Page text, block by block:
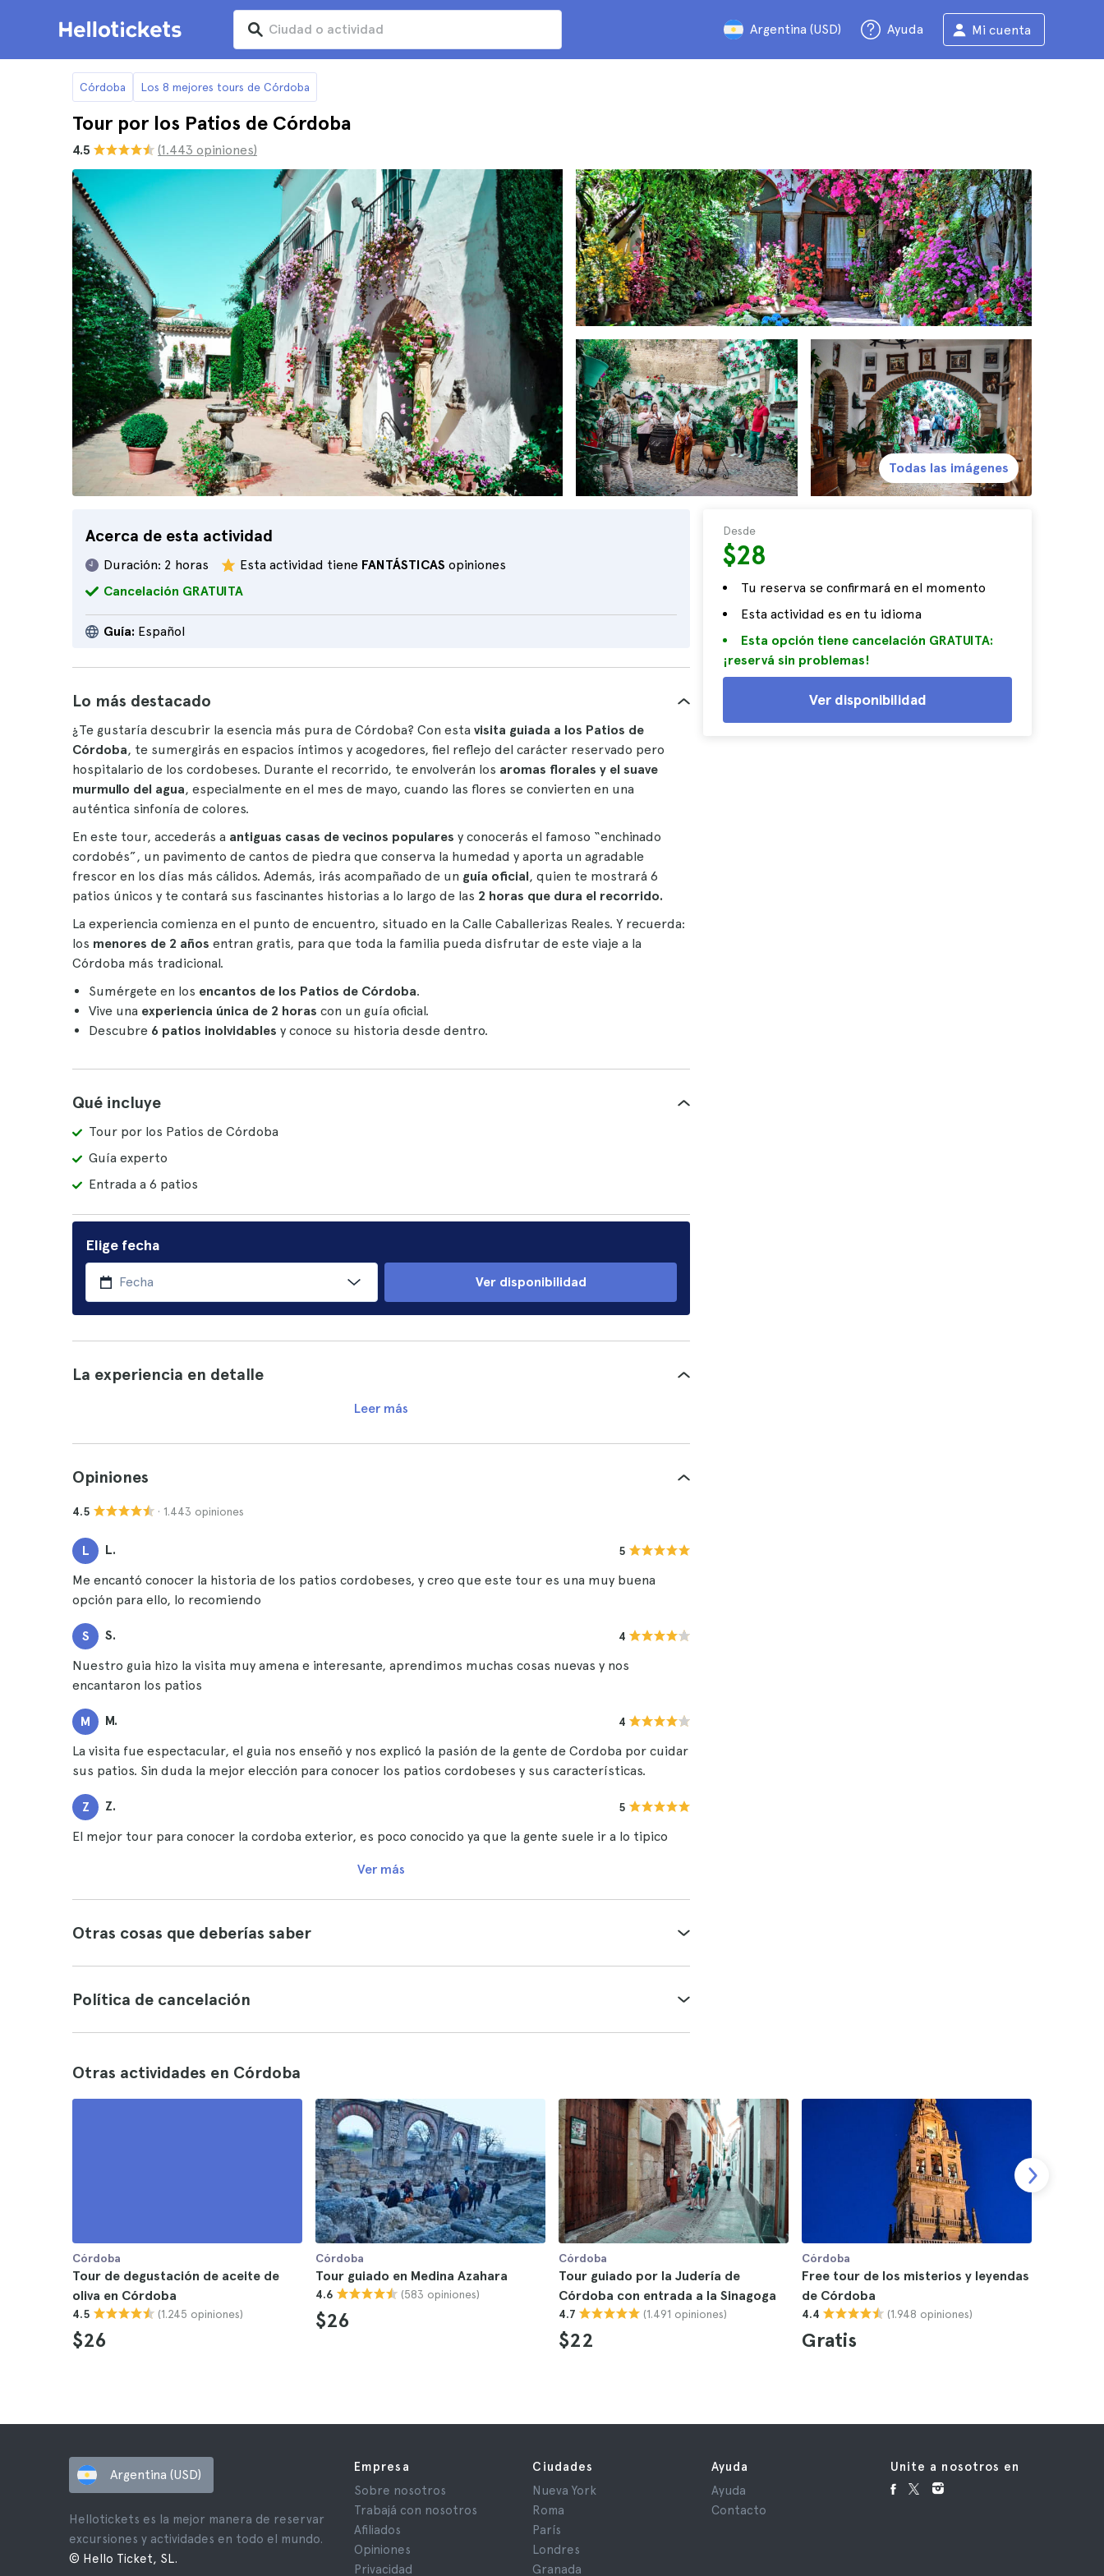
Argentina (USD) Ayuda Mi cuenta
Córdoba Los 8 mejores tours de Córdoba
Tour por los Patios de Córdoba
4.5 (1.443 opiniones)
Acerca de esta actividad
Duración: 2 horas Esta actividad tiene FANTÁSTICAS opiniones
Cancelación GRATUITA
Guía: Español
Desde
$28
Tu reserva se confirmará en el momento
Esta actividad es en tu idioma
Esta opción tiene cancelación GRATUITA:
¡reservá sin problemas!
Ver disponibilidad
Todas las imágenes
Lo más destacado
¿Te gustaría descubrir la esencia más pura de Córdoba? Con esta visita guiada a los Patios de
Córdoba, te sumergirás en espacios íntimos y acogedores, fiel reflejo del carácter reservado pero
hospitalario de los cordobeses. Durante el recorrido, te envolverán los aromas florales y el suave
murmullo del agua, especialmente en el mes de mayo, cuando las flores se convierten en una
auténtica sinfonía de colores.
En este tour, accederás a antiguas casas de vecinos populares y conocerás el famoso “enchinado
cordobés”, un pavimento de cantos de piedra que conserva la humedad y aporta un agradable
frescor en los días más cálidos. Además, irás acompañado de un guía oficial, quien te mostrará 6
patios únicos y te contará sus fascinantes historias a lo largo de las 2 horas que dura el recorrido.
La experiencia comienza en el punto de encuentro, situado en la Calle Caballerizas Reales. Y recuerda:
los menores de 2 años entran gratis, para que toda la familia pueda disfrutar de este viaje a la
Córdoba más tradicional.
Sumérgete en los encantos de los Patios de Córdoba.
Vive una experiencia única de 2 horas con un guía oficial.
Descubre 6 patios inolvidables y conoce su historia desde dentro.
Qué incluye
Tour por los Patios de Córdoba
Guía experto
Entrada a 6 patios
Elige fecha
Ver disponibilidad
La experiencia en detalle
Leer más
Opiniones
4.5 · 1.443 opiniones
L L. 5
Me encantó conocer la historia de los patios cordobeses, y creo que este tour es una muy buena
opción para ello, lo recomiendo
S S. 4
Nuestro guia hizo la visita muy amena e interesante, aprendimos muchas cosas nuevas y nos
encantaron los patios
M M. 4
La visita fue espectacular, el guia nos enseñó y nos explicó la pasión de la gente de Cordoba por cuidar
sus patios. Sin duda la mejor elección para conocer los patios cordobeses y sus características.
Z Z. 5
El mejor tour para conocer la cordoba exterior, es poco conocido ya que la gente suele ir a lo tipico
Ver más
Otras cosas que deberías saber
Política de cancelación
Otras actividades en Córdoba
Córdoba
Tour de degustación de aceite de
oliva en Córdoba
4.5 (1.245 opiniones)
$26
Córdoba
Tour guiado en Medina Azahara
4.6 (583 opiniones)
$26
Córdoba
Tour guiado por la Judería de
Córdoba con entrada a la Sinagoga
4.7 (1.491 opiniones)
$22
Córdoba
Free tour de los misterios y leyendas
de Córdoba
4.4 (1.948 opiniones)
Gratis
Argentina (USD)
Hellotickets es la mejor manera de reservar
excursiones y actividades en todo el mundo.
© Hello Ticket, SL.
Empresa
Sobre nosotros
Trabajá con nosotros
Afiliados
Opiniones
Privacidad
Ciudades
Nueva York
Roma
París
Londres
Granada
Ayuda
Ayuda
Contacto
Unite a nosotros en